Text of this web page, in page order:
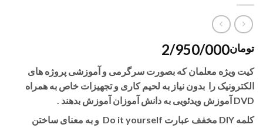
تومان2/950/000
کیت ویژه معلمان که بصورت سرگرمی و آموزشی پروژه های
الکترونیک را بدون نیاز به لحیم کاری و تجهیزات خاص به همراه
DVD آموزش ویدئویی به دانش آموزان آموزش بدهند .
کلمه DIY مخفف عبارت Do it yourself و به معنای ساختن